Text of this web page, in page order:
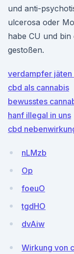
und anti-
ulcerosa oder
habe CU und
gestoßen.
verdampfer jäten
cbd als cannabis
bewusstes
hanf illegal in uns
cbd
nLMzb
Op
foeuO
tgdHO
dvAiw
Wirkung von